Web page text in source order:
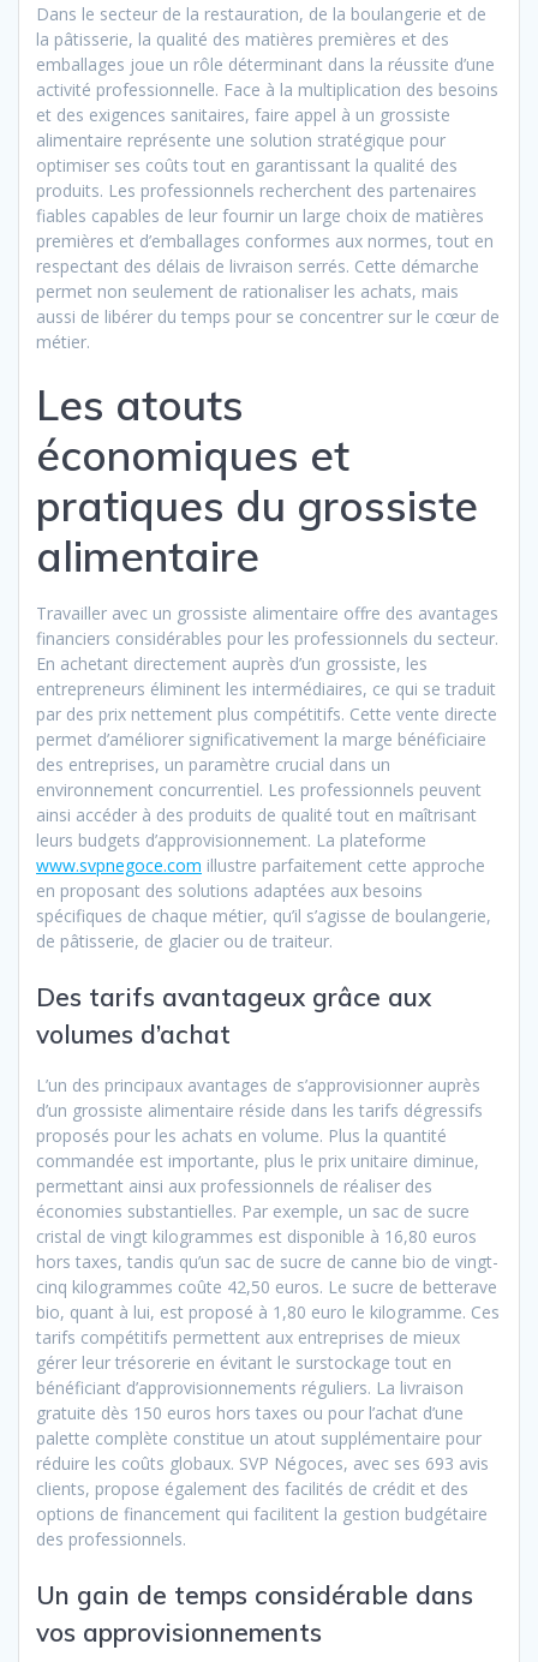
Dans le secteur de la restauration, de la boulangerie et de
la pâtisserie, la qualité des matières premières et des
emballages joue un rôle déterminant dans la réussite d’une
activité professionnelle. Face à la multiplication des besoins
et des exigences sanitaires, faire appel à un grossiste
alimentaire représente une solution stratégique pour
optimiser ses coûts tout en garantissant la qualité des
produits. Les professionnels recherchent des partenaires
fiables capables de leur fournir un large choix de matières
premières et d’emballages conformes aux normes, tout en
respectant des délais de livraison serrés. Cette démarche
permet non seulement de rationaliser les achats, mais
aussi de libérer du temps pour se concentrer sur le cœur de
métier.
Les atouts
économiques et
pratiques du grossiste
alimentaire
Travailler avec un grossiste alimentaire offre des avantages
financiers considérables pour les professionnels du secteur.
En achetant directement auprès d’un grossiste, les
entrepreneurs éliminent les intermédiaires, ce qui se traduit
par des prix nettement plus compétitifs. Cette vente directe
permet d’améliorer significativement la marge bénéficiaire
des entreprises, un paramètre crucial dans un
environnement concurrentiel. Les professionnels peuvent
ainsi accéder à des produits de qualité tout en maîtrisant
leurs budgets d’approvisionnement. La plateforme
www.svpnegoce.com illustre parfaitement cette approche
en proposant des solutions adaptées aux besoins
spécifiques de chaque métier, qu’il s’agisse de boulangerie,
de pâtisserie, de glacier ou de traiteur.
Des tarifs avantageux grâce aux
volumes d’achat
L’un des principaux avantages de s’approvisionner auprès
d’un grossiste alimentaire réside dans les tarifs dégressifs
proposés pour les achats en volume. Plus la quantité
commandée est importante, plus le prix unitaire diminue,
permettant ainsi aux professionnels de réaliser des
économies substantielles. Par exemple, un sac de sucre
cristal de vingt kilogrammes est disponible à 16,80 euros
hors taxes, tandis qu’un sac de sucre de canne bio de vingt-
cinq kilogrammes coûte 42,50 euros. Le sucre de betterave
bio, quant à lui, est proposé à 1,80 euro le kilogramme. Ces
tarifs compétitifs permettent aux entreprises de mieux
gérer leur trésorerie en évitant le surstockage tout en
bénéficiant d’approvisionnements réguliers. La livraison
gratuite dès 150 euros hors taxes ou pour l’achat d’une
palette complète constitue un atout supplémentaire pour
réduire les coûts globaux. SVP Négoces, avec ses 693 avis
clients, propose également des facilités de crédit et des
options de financement qui facilitent la gestion budgétaire
des professionnels.
Un gain de temps considérable dans
vos approvisionnements